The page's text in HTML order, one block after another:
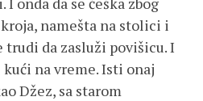
namešta na stolici i
trudi da zasluži povišicu. I
kući na vreme. Isti onaj
Džez, sa starom